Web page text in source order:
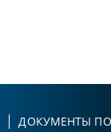
ДОКУМЕНТЫ